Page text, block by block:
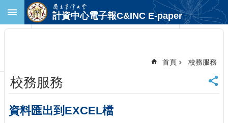
跳到主要內容區塊
首
頁
臺
大
計資中心電子報C&INC E-paper
首頁 校務服務
校務服務
資料匯出到EXCEL檔